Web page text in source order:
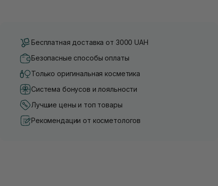
Бесплатная доставка от 3000 UAH
Безопасные способы оплаты
Только оригинальная косметика
Система бонусов и лояльности
Лучшие цены и топ товары
Рекомендации от косметологов